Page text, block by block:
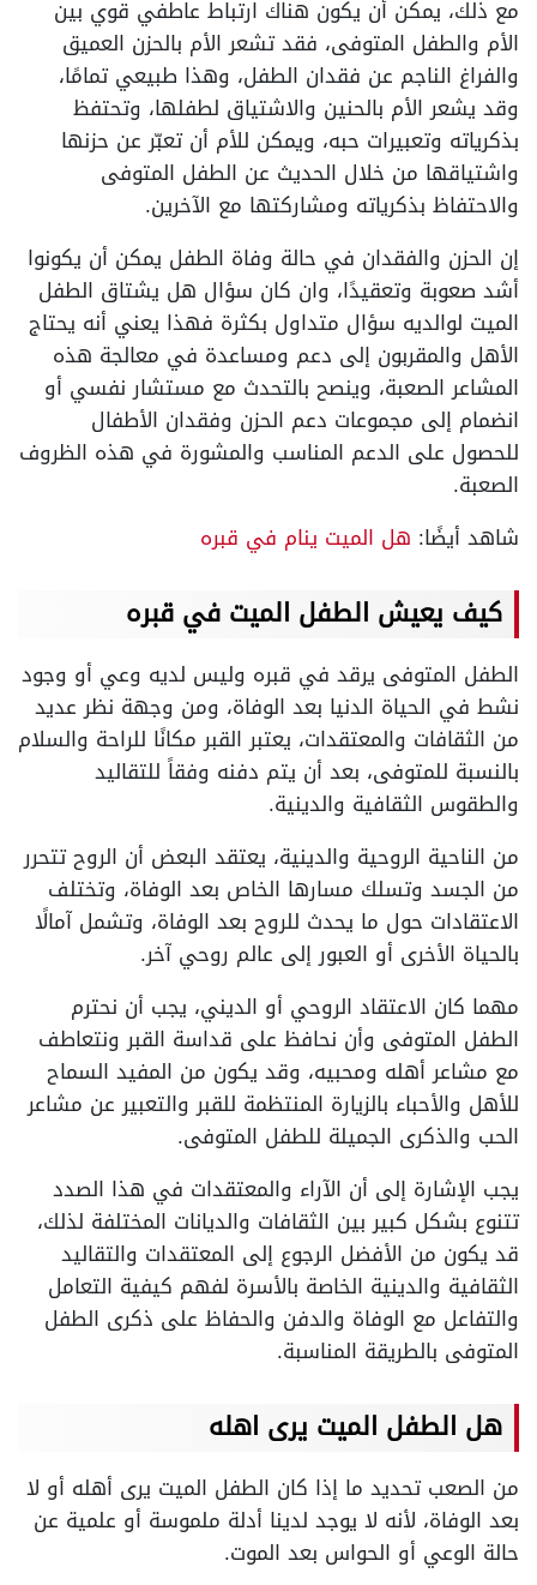
مع ذلك، يمكن أن يكون هناك ارتباط عاطفي قوي بين
الأم والطفل المتوفى، فقد تشعر الأم بالحزن العميق
والفراغ الناجم عن فقدان الطفل، وهذا طبيعي تمامًا،
وقد يشعر الأم بالحنين والاشتياق لطفلها، وتحتفظ
بذكرياته وتعبيرات حبه، ويمكن للأم أن تعبّر عن حزنها
واشتياقها من خلال الحديث عن الطفل المتوفى
والاحتفاظ بذكرياته ومشاركتها مع الآخرين.
إن الحزن والفقدان في حالة وفاة الطفل يمكن أن يكونوا
أشد صعوبة وتعقيدًا، وان كان سؤال هل يشتاق الطفل
الميت لوالديه سؤال متداول بكثرة فهذا يعني أنه يحتاج
الأهل والمقربون إلى دعم ومساعدة في معالجة هذه
المشاعر الصعبة، وينصح بالتحدث مع مستشار نفسي أو
انضمام إلى مجموعات دعم الحزن وفقدان الأطفال
للحصول على الدعم المناسب والمشورة في هذه الظروف
الصعبة.
شاهد أيضًا: هل الميت ينام في قبره
كيف يعيش الطفل الميت في قبره
الطفل المتوفى يرقد في قبره وليس لديه وعي أو وجود
نشط في الحياة الدنيا بعد الوفاة، ومن وجهة نظر عديد
من الثقافات والمعتقدات، يعتبر القبر مكانًا للراحة والسلام
بالنسبة للمتوفى، بعد أن يتم دفنه وفقاً للتقاليد
والطقوس الثقافية والدينية.
من الناحية الروحية والدينية، يعتقد البعض أن الروح تتحرر
من الجسد وتسلك مسارها الخاص بعد الوفاة، وتختلف
الاعتقادات حول ما يحدث للروح بعد الوفاة، وتشمل آمالًا
بالحياة الأخرى أو العبور إلى عالم روحي آخر.
مهما كان الاعتقاد الروحي أو الديني، يجب أن نحترم
الطفل المتوفى وأن نحافظ على قداسة القبر ونتعاطف
مع مشاعر أهله ومحبيه، وقد يكون من المفيد السماح
للأهل والأحباء بالزيارة المنتظمة للقبر والتعبير عن مشاعر
الحب والذكرى الجميلة للطفل المتوفى.
يجب الإشارة إلى أن الآراء والمعتقدات في هذا الصدد
تتنوع بشكل كبير بين الثقافات والديانات المختلفة لذلك،
قد يكون من الأفضل الرجوع إلى المعتقدات والتقاليد
الثقافية والدينية الخاصة بالأسرة لفهم كيفية التعامل
والتفاعل مع الوفاة والدفن والحفاظ على ذكرى الطفل
المتوفى بالطريقة المناسبة.
هل الطفل الميت يرى اهله
من الصعب تحديد ما إذا كان الطفل الميت يرى أهله أو لا
بعد الوفاة، لأنه لا يوجد لدينا أدلة ملموسة أو علمية عن
حالة الوعي أو الحواس بعد الموت.